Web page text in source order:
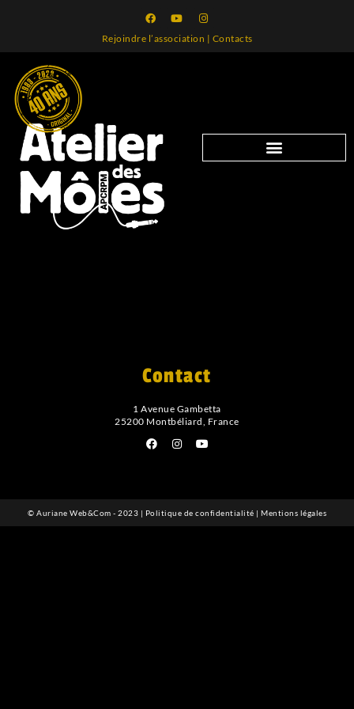
Rejoindre l’association | Contacts
Contact
1 Avenue Gambetta
25200 Montbéliard, France
© Auriane Web&Com - 2023 | Politique de confidentialité | Mentions légales